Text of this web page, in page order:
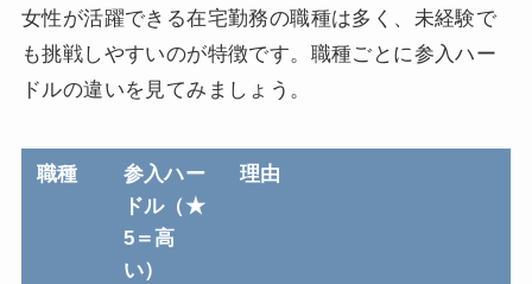
女性が活躍できる在宅勤務の職種は多く、未経験で
も挑戦しやすいのが特徴です。職種ごとに参入ハー
ドルの違いを見てみましょう。
職種
参入ハー
ドル（★
5＝高
い）
理由